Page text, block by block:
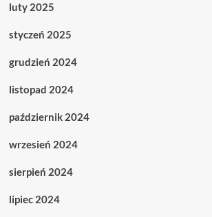
luty 2025
styczeń 2025
grudzień 2024
listopad 2024
październik 2024
wrzesień 2024
sierpień 2024
lipiec 2024